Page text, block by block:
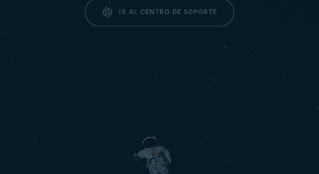
IR AL CENTRO DE SOPORTE